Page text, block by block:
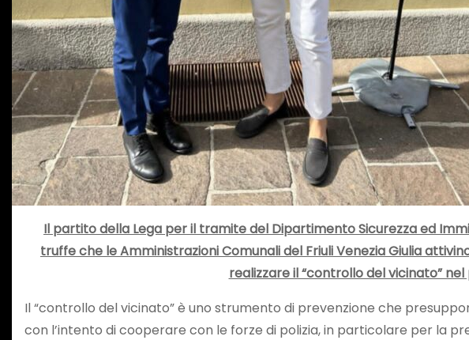
Il partito della Lega per il tramite del Dipartimento Sicurezza ed
truffe che le Amministrazioni Comunali del Friuli Venezia Giulia
realizzare il “controllo del vicinato”
Il “controllo del vicinato” è uno strumento di prevenzione che
con l’intento di cooperare con le forze di polizia, in particolare per la